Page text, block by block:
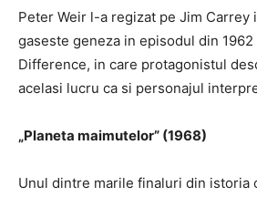
Peter Weir l-a regizat pe Jim Carrey
gaseste geneza in episodul din 1962
Difference, in care protagonistul
acelasi lucru ca si personajul
„Planeta maimutelor” (1968)
Unul dintre marile finaluri din istoria